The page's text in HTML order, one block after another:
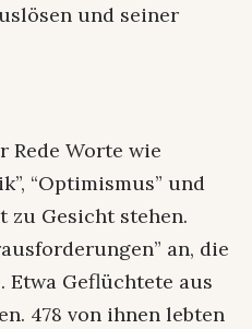
und seiner
Rede Worte wie
“Optimismus” und
zu Gesicht stehen.
an, die
Etwa Geflüchtete aus
478 von ihnen lebten